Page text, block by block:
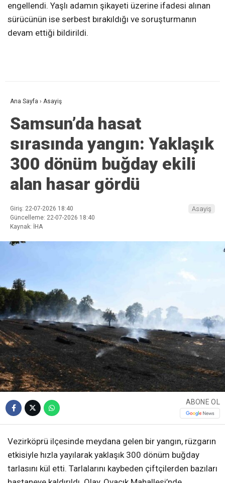
engellendi. Yaşlı adamın şikayeti üzerine ifadesi alınan
sürücünün ise serbest bırakıldığı ve soruşturmanın
devam ettiği bildirildi.
Ana Sayfa › Asayiş
Samsun’da hasat
sırasında yangın: Yaklaşık
300 dönüm buğday ekili
alan hasar gördü
Giriş: 22-07-2026 18:40
Güncelleme: 22-07-2026 18:40
Kaynak: İHA
Asayiş
ABONE OL
Vezirköprü ilçesinde meydana gelen bir yangın, rüzgarın
etkisiyle hızla yayılarak yaklaşık 300 dönüm buğday
tarlasını kül etti. Tarlalarını kaybeden çiftçilerden bazıları